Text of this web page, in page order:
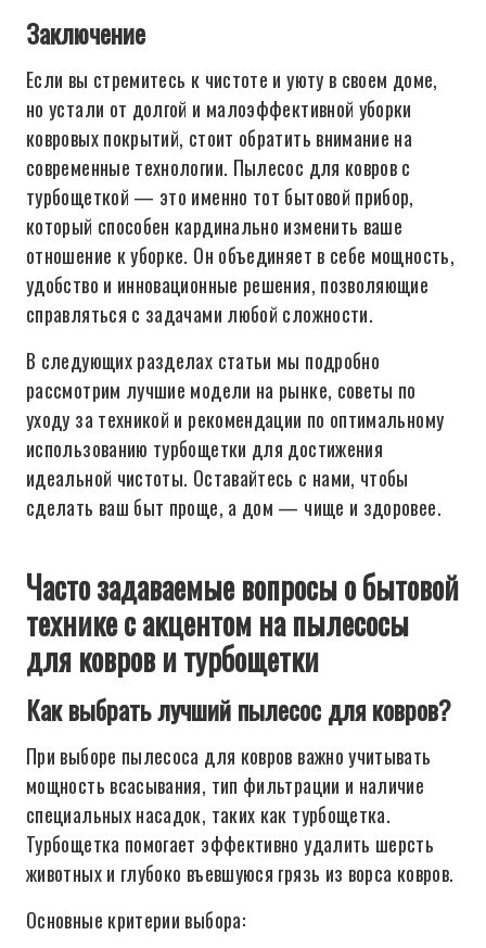
Заключение
Если вы стремитесь к чистоте и уюту в своем доме,
но устали от долгой и малоэффективной уборки
ковровых покрытий, стоит обратить внимание на
современные технологии. Пылесос для ковров с
турбощеткой — это именно тот бытовой прибор,
который способен кардинально изменить ваше
отношение к уборке. Он объединяет в себе мощность,
удобство и инновационные решения, позволяющие
справляться с задачами любой сложности.
В следующих разделах статьи мы подробно
рассмотрим лучшие модели на рынке, советы по
уходу за техникой и рекомендации по оптимальному
использованию турбощетки для достижения
идеальной чистоты. Оставайтесь с нами, чтобы
сделать ваш быт проще, а дом — чище и здоровее.
Часто задаваемые вопросы о бытовой
технике с акцентом на пылесосы
для ковров и турбощетки
Как выбрать лучший пылесос для ковров?
При выборе пылесоса для ковров важно учитывать
мощность всасывания, тип фильтрации и наличие
специальных насадок, таких как турбощетка.
Турбощетка помогает эффективно удалить шерсть
животных и глубоко въевшуюся грязь из ворса ковров.
Основные критерии выбора: